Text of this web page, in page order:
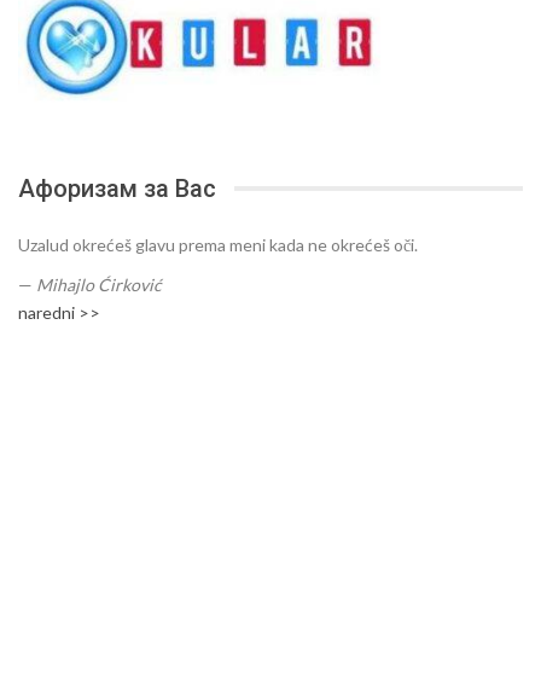
Афоризам за Вас
Uzalud okrećeš glavu prema meni kada ne okrećeš oči.
— Mihajlo Ćirković
naredni >>